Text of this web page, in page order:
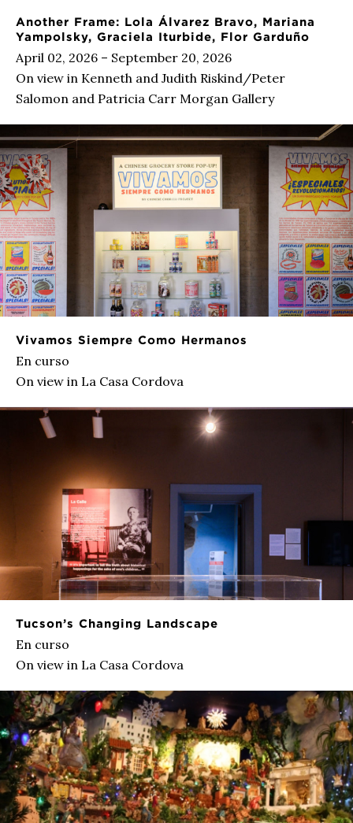
Another Frame: Lola Álvarez Bravo, Mariana
Yampolsky, Graciela Iturbide, Flor Garduño
April 02, 2026 – September 20, 2026
On view in Kenneth and Judith Riskind/Peter
Salomon and Patricia Carr Morgan Gallery
Vivamos Siempre Como Hermanos
En curso
On view in La Casa Cordova
Tucson’s Changing Landscape
En curso
On view in La Casa Cordova